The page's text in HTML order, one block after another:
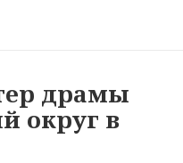
драмы
округ в